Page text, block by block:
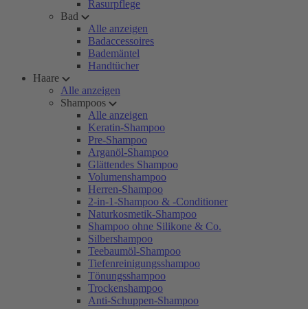
Rasurpflege
Bad
Alle anzeigen
Badaccessoires
Bademäntel
Handtücher
Haare
Alle anzeigen
Shampoos
Alle anzeigen
Keratin-Shampoo
Pre-Shampoo
Arganöl-Shampoo
Glättendes Shampoo
Volumenshampoo
Herren-Shampoo
2-in-1-Shampoo & -Conditioner
Naturkosmetik-Shampoo
Shampoo ohne Silikone & Co.
Silbershampoo
Teebaumöl-Shampoo
Tiefenreinigungsshampoo
Tönungsshampoo
Trockenshampoo
Anti-Schuppen-Shampoo